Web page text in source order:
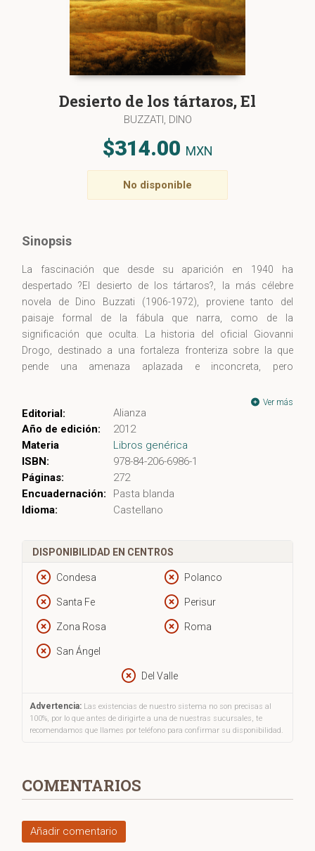
Desierto de los tártaros, El
BUZZATI, DINO
$314.00 MXN
No disponible
Sinopsis
La fascinación que desde su aparición en 1940 ha
despertado ?El desierto de los tártaros?, la más célebre
novela de Dino Buzzati (1906-1972), proviene tanto del
paisaje formal de la fábula que narra, como de la
significación que oculta. La historia del oficial Giovanni
Drogo, destinado a una fortaleza fronteriza sobre la que
pende una amenaza aplazada e inconcreta, pero
que la conectan con algunos de los más hondos problemas
de la existencia, como la seguridad como valor contrapuesto
a la libertad, la progresiva resignación ante el estrechamiento
de las posibilidades vitales de realización, o la frustración de
las expectativas de hechos excepcionales que cambien el
sentido de la existencia. Otras obras de Buzzati en esta
colección: ?Los siete mensajeros y otros relatos?.
Ver más
Editorial:
Alianza
Año de edición:
2012
Materia
Libros genérica
ISBN:
978-84-206-6986-1
Páginas:
272
Encuadernación:
Pasta blanda
Idioma:
Castellano
DISPONIBILIDAD EN CENTROS
Condesa Polanco
Santa Fe Perisur
Zona Rosa Roma
San Ángel
Del Valle
Advertencia: Las existencias de nuestro sistema no son precisas al
100%, por lo que antes de dirigirte a una de nuestras sucursales, te
recomendamos que llames por teléfono para confirmar su disponibilidad.
COMENTARIOS
Añadir comentario